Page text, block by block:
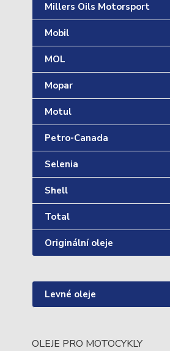
Millers Oils Motorsport
Mobil
MOL
Mopar
Motul
Petro-Canada
Selenia
Shell
Total
Originální oleje
Levné oleje
OLEJE PRO MOTOCYKLY